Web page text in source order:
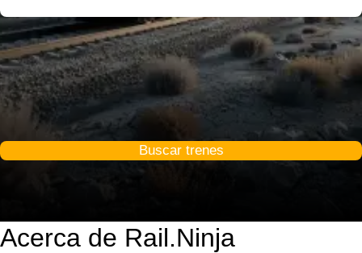
Buscar trenes
Acerca de Rail.Ninja